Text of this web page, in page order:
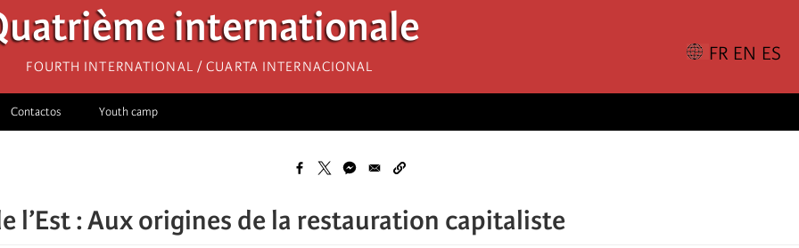
internationale
Fourth International / Cuarta Internacional
Contactos Youth camp
l’Est : Aux origines de la restauration capitaliste